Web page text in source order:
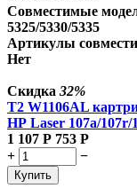
Совместимые
5325/5330/5335
Артикулы
Нет
Скидка 32%
T2 W1106AL
HP Laser 107a/
1 107 Р 753 Р
+
−
Купить